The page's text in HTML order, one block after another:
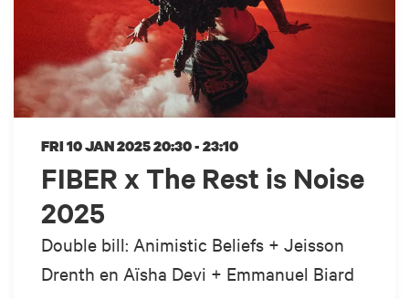
FIBER x The Rest is Noise
2025
Double bill: Animistic Beliefs + Jeisson
Drenth en Aïsha Devi + Emmanuel Biard
FRI 10 JAN 202520:30 - 23:10